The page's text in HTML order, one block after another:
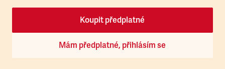
Koupit předplatné
Mám předplatné, přihlásím se